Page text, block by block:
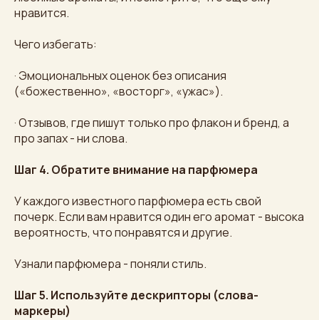
нравится.
Чего избегать:
· Эмоциональных оценок без описания
(«божественно», «восторг», «ужас»).
· Отзывов, где пишут только про флакон и бренд, а
про запах - ни слова.
Шаг 4. Обратите внимание на парфюмера
У каждого известного парфюмера есть свой
почерк. Если вам нравится один его аромат - высока
вероятность, что понравятся и другие.
Узнали парфюмера - поняли стиль.
Шаг 5. Используйте дескрипторы (слова-
маркеры)